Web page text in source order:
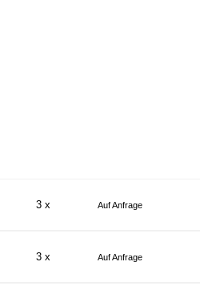
3 x Auf Anfrage
3 x Auf Anfrage